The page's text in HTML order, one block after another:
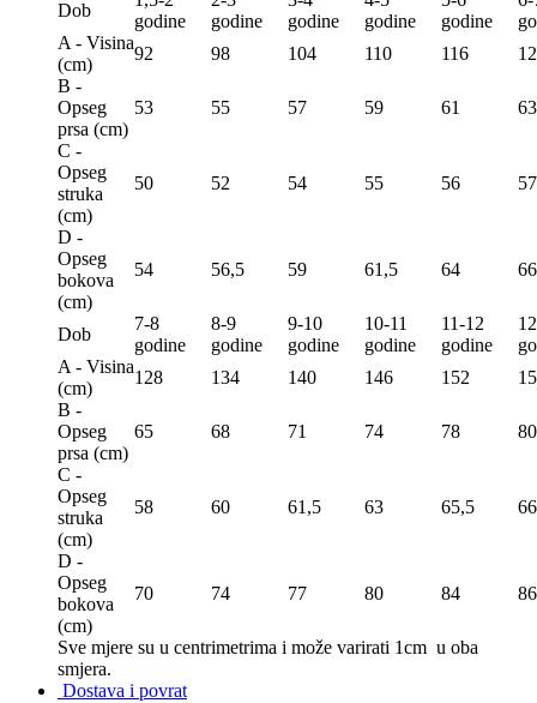
Dob
godine
godine
godine
godine
godine
A - Visina
(сm)
92 98 104 110 116
B -
Opseg
prsa (сm)
53 55 57 59 61 63
C -
Opseg
struka
(сm)
50 52 54 55 56 57
D -
Opseg
bokova
(сm)
54 56,5 59 61,5 64 66
Dob
7-8
godine
8-9
godine
9-10
godine
10-11
godine
11-12
godine
A - Visina
(сm)
128 134 140 146 152
B -
Opseg
prsa (сm)
65 68 71 74 78 80
C -
Opseg
struka
(сm)
58 60 61,5 63 65,5
D -
Opseg
bokova
(сm)
70 74 77 80 84 86
Sve mjere su u centrimetrima i može varirati 1cm u oba
smjera.
Dostava i povrat